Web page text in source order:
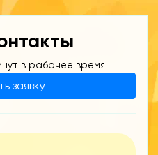
в рабочее время
заявку